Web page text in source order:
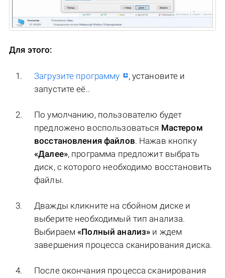
Для этого:
Загрузите программу
, установите и
запустите её..
По умолчанию, пользователю будет
предложено воспользоваться Мастером
восстановления файлов. Нажав кнопку
«Далее», программа предложит выбрать
диск, с которого необходимо восстановить
файлы.
Дважды кликните на сбойном диске и
выберите необходимый тип анализа.
Выбираем«Полный анализ» и ждем
завершения процесса сканирования диска.
После окончания процесса сканирования